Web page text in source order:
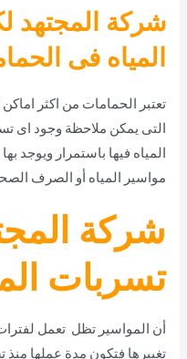
شركة
المياه فى
تعتبر الحمامات من اكثر اماكن
التى يمكن ملاحظة وجود اى
المياه فيها باستمرار ويوجد
مواسير المياه أو الصرف
شركة
تسربات
أن المواسير تظل تعمل
تغييرها فتكون مدة عملها منذ